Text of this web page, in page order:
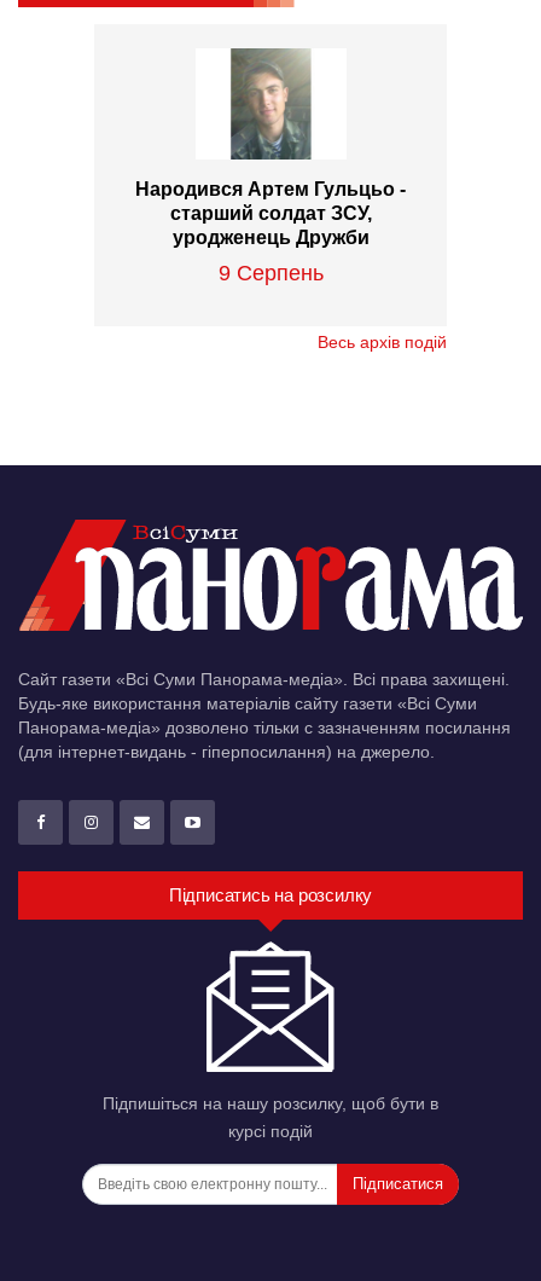
Народився Артем Гульцьо -
старший солдат ЗСУ,
уродженець Дружби
9 Серпень
Весь архів подій
Сайт газети «Всі Суми Панорама-медіа». Всі права захищені.
Будь-яке використання матеріалів сайту газети «Всі Суми
Панорама-медіа» дозволено тільки c зазначенням посилання
(для інтернет-видань - гіперпосилання) на джерело.
Підписатись на розсилку
Підпишіться на нашу розсилку, щоб бути в
курсі подій
Підписатися